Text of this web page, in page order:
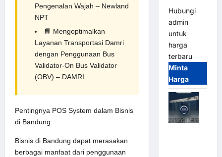
Pengenalan Wajah – Newland
NPT
📘 Mengoptimalkan
Layanan Transportasi Damri
dengan Penggunaan Bus
Validator-On Bus Validator
(OBV) – DAMRI
Pentingnya POS System dalam Bisnis
di Bandung
Bisnis di Bandung dapat merasakan
berbagai manfaat dari penggunaan
Hubungi
admin
untuk
harga
terbaru
Minta
Harga